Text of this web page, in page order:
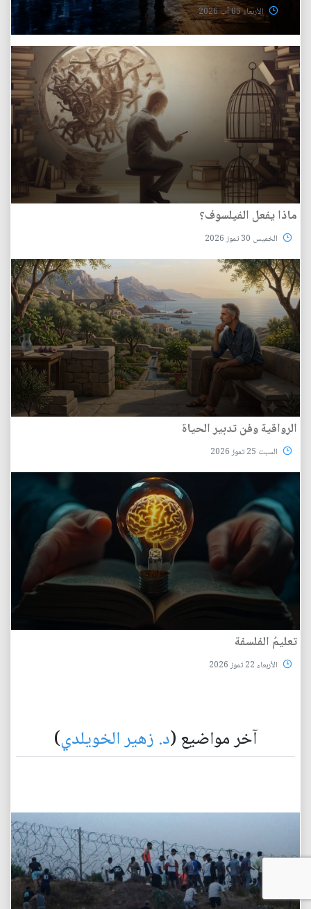
الأربعاء 05 آب 2026
ماذا يفعل الفيلسوف؟
الخميس 30 تموز 2026
الرواقية وفن تدبير الحياة
السبت 25 تموز 2026
تعليمُ الفلسفة
الأربعاء 22 تموز 2026
آخر مواضيع (د. زهير الخويلدي)